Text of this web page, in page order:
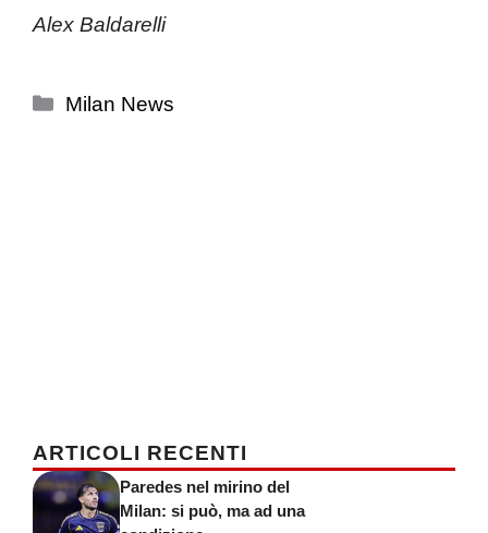
Alex Baldarelli
Categorie
Milan News
ARTICOLI RECENTI
Paredes nel mirino del
Milan: si può, ma ad una